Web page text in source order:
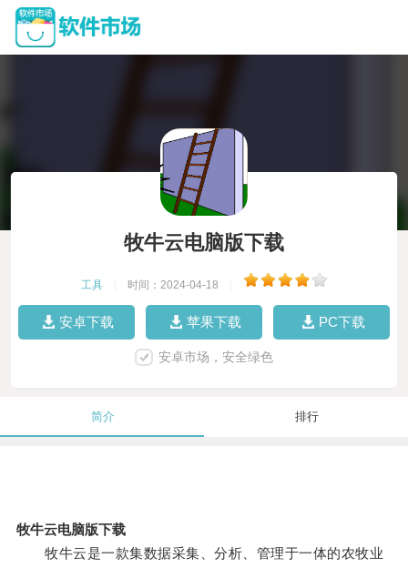
牧牛云电脑版下载
工具 时间：2024-04-18
安卓下载 苹果下载 PC下载
安卓市场，安全绿色
简介 排行
牧牛云电脑版下载
牧牛云是一款集数据采集、分析、管理于一体的农牧业